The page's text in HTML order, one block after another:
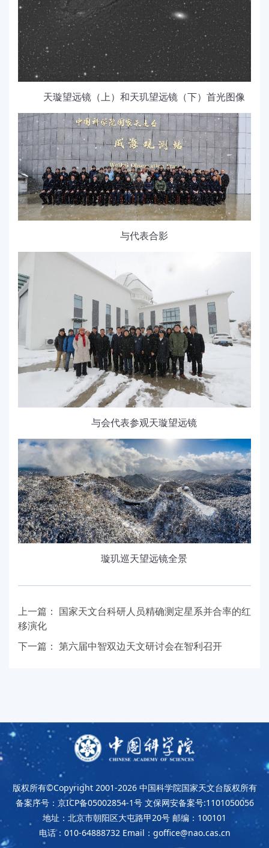
天璇望远镜（上）和天玑望远镜（下）首光图像
与代表合影
与会代表参观天璇望远镜
璇玑巡天望远镜全景
上一篇： 国家天文台科研人员精确测定星系并合率的红
移演化
下一篇： 第六届中智双边天文研讨会在智利召开
版权所有©Copyright 2001-2026 中国科学院国家天文台版权所有
备案序号：京ICP备05002854-1号 文保网安备案号:1101050056
地址：北京市朝阳区大屯路甲20号 邮编：100101
电话：010-64888732 Email：goffice@nao.cas.cn